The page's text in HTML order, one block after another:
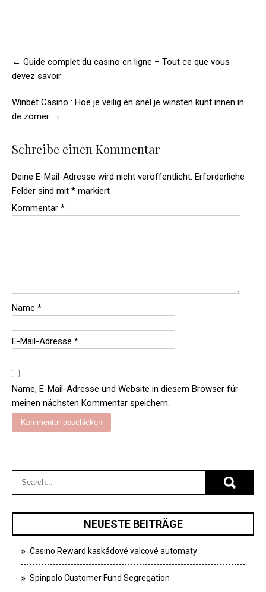
navigation
← Guide complet du casino en ligne – Tout ce que vous
devez savoir
Winbet Casino : Hoe je veilig en snel je winsten kunt innen in
de zomer →
Schreibe einen Kommentar
Deine E-Mail-Adresse wird nicht veröffentlicht. Erforderliche
Felder sind mit * markiert
Kommentar *
Name *
E-Mail-Adresse *
Name, E-Mail-Adresse und Website in diesem Browser für
meinen nächsten Kommentar speichern.
NEUESTE BEITRÄGE
Casino Reward kaskádové valcové automaty
Spinpolo Customer Fund Segregation